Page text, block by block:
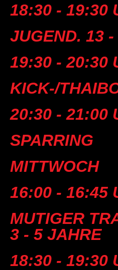
18:30 - 19:30
JUGEND. 13
19:30 - 20:30
KICK-/
20:30 - 21:00
SPARRING
MITTWOCH
16:00 - 16:45
MUTIGER
3 - 5 JAHRE
18:30 - 19:30